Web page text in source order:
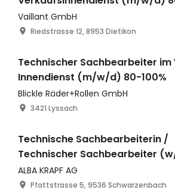
Vaillant GmbH
Riedstrasse 12, 8953 Dietikon
Technischer Sachbearbeiter im
Innendienst (m/w/d) 80-100%
Blickle Räder+Rollen GmbH
3421 Lyssach
Technische Sachbearbeiterin /
Technischer Sachbearbeiter
Teilzeit ca. 60 %
ALBA KRAPF AG
Pfattstrasse 5, 9536 Schwarzenbach